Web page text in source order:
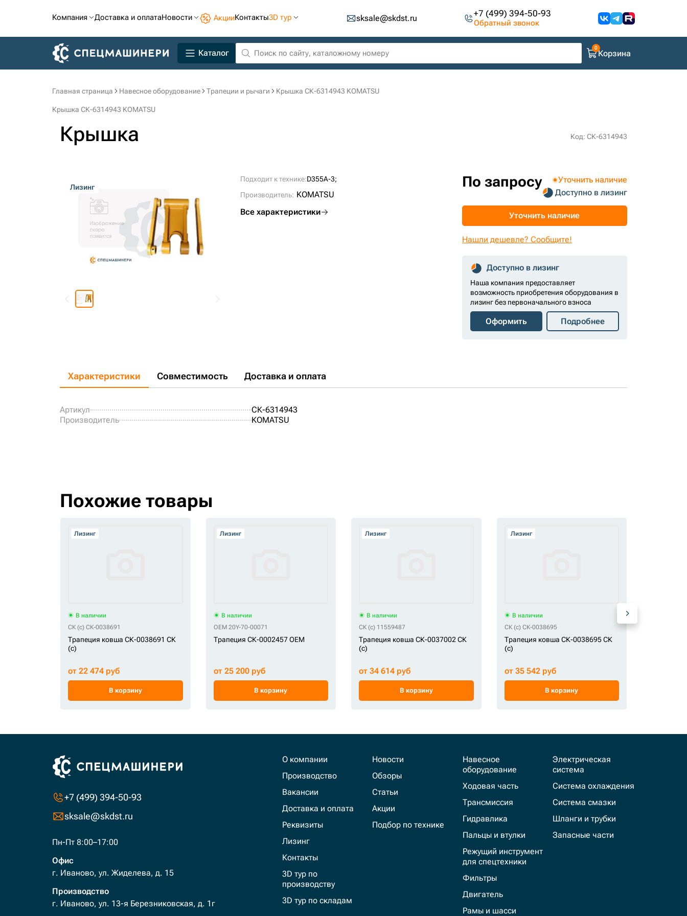
Компания Доставка и оплатаНовости АкцииКонтакты3D тур sksale@skdst.ru +7 (499) 394-50-93
Обратный звонок
Каталог Корзина
Главная страница Навесное оборудование Трапеции и рычаги Крышка СК-6314943 KOMATSU
Крышка СК-6314943 KOMATSU
Крышка Код: СК-6314943
Лизинг
Подходит к технике:D355A-3;
Производитель: KOMATSU
Все характеристики
По запросу
Уточнить наличие
Доступно в лизинг
Уточнить наличие
Нашли дешевле? Сообщите!
Доступно в лизинг
Наша компания предоставляет
возможность приобретения оборудования в
лизинг без первоначального взноса
Оформить Подробнее
Характеристики Совместимость Доставка и оплата
Артикул
СК-6314943
Производитель
KOMATSU
Похожие товары
Лизинг
В наличии
СК (c) СК-0038691
Трапеция ковша СК-0038691 СК
(c)
от 22 474 руб
В корзину
Лизинг
В наличии
OEM 20Y-70-00071
Трапеция СК-0002457 OEM
от 25 200 руб
В корзину
Лизинг
В наличии
СК (c) 11559487
Трапеция ковша СК-0037002 СК
(c)
от 34 614 руб
В корзину
Лизинг
В наличии
СК (c) СК-0038695
Трапеция ковша СК-0038695 СК
(c)
от 35 542 руб
В корзину
+7 (499) 394-50-93
sksale@skdst.ru
Пн-Пт 8:00–17:00
Офис
г. Иваново, ул. Жиделева, д. 15
Производство
г. Иваново, ул. 13-я Березниковская, д. 1г
О компании
Производство
Вакансии
Доставка и оплата
Реквизиты
Лизинг
Контакты
3D тур по
производству
3D тур по складам
Новости
Обзоры
Статьи
Акции
Подбор по технике
Навесное
оборудование
Ходовая часть
Трансмиссия
Гидравлика
Пальцы и втулки
Режущий инструмент
для спецтехники
Фильтры
Двигатель
Рамы и шасси
Электрическая
система
Система охлаждения
Система смазки
Шланги и трубки
Запасные части